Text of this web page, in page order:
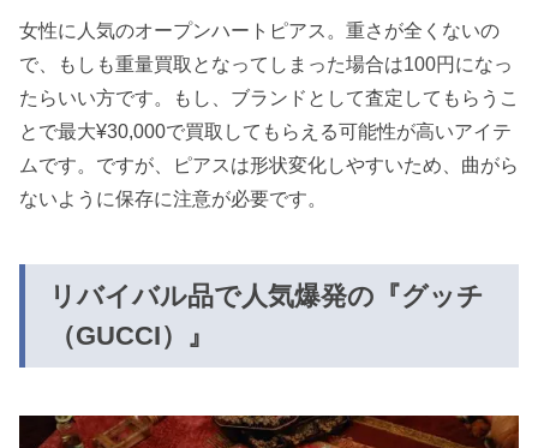
女性に人気のオープンハートピアス。重さが全くないの
で、もしも重量買取となってしまった場合は100円になっ
たらいい方です。もし、ブランドとして査定してもらうこ
とで最大¥30,000で買取してもらえる可能性が高いアイテ
ムです。ですが、ピアスは形状変化しやすいため、曲がら
ないように保存に注意が必要です。
リバイバル品で人気爆発の『グッチ
（GUCCI）』